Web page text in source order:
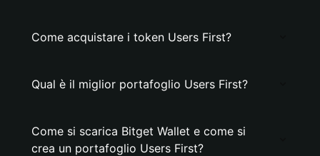
Come acquistare i token Users First?
Qual è il miglior portafoglio Users First?
Come si scarica Bitget Wallet e come si
crea un portafoglio Users First?